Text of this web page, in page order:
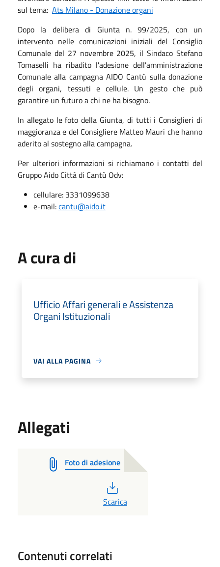
sul tema: Ats Milano - Donazione organi
Dopo la delibera di Giunta n. 99/2025, con un
intervento nelle comunicazioni iniziali del Consiglio
Comunale del 27 novembre 2025, il Sindaco Stefano
Tomaselli ha ribadito l'adesione dell'amministrazione
Comunale alla campagna AIDO Cantù sulla donazione
degli organi, tessuti e cellule. Un gesto che può
garantire un futuro a chi ne ha bisogno.
In allegato le foto della Giunta, di tutti i Consiglieri di
maggioranza e del Consigliere Matteo Mauri che hanno
aderito al sostegno alla campagna.
Per ulteriori informazioni si richiamano i contatti del
Gruppo Aido Città di Cantù Odv:
cellulare: 3331099638
e-mail:cantu@aido.it
A cura di
Ufficio Affari generali e Assistenza
Organi Istituzionali
VAI ALLA PAGINA
Allegati
Foto di adesione
PDF
Scarica
Contenuti correlati